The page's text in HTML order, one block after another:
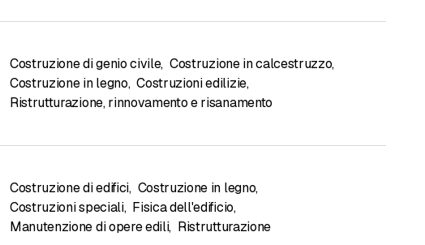
Costruzione di genio civile, Costruzione in calcestruzzo,
Costruzione in legno, Costruzioni edilizie,
Ristrutturazione, rinnovamento e risanamento
Costruzione di edifici, Costruzione in legno,
Costruzioni speciali, Fisica dell'edificio,
Manutenzione di opere edili, Ristrutturazione